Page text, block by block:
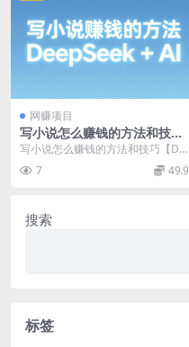
网赚项目
写小说怎么赚钱的方法和技巧
DeepSeek+AI
写小说怎么赚钱的方法和技巧【De
epSeek+AI】 第一套：DeepSeek
写...7 49.9
搜索
标签